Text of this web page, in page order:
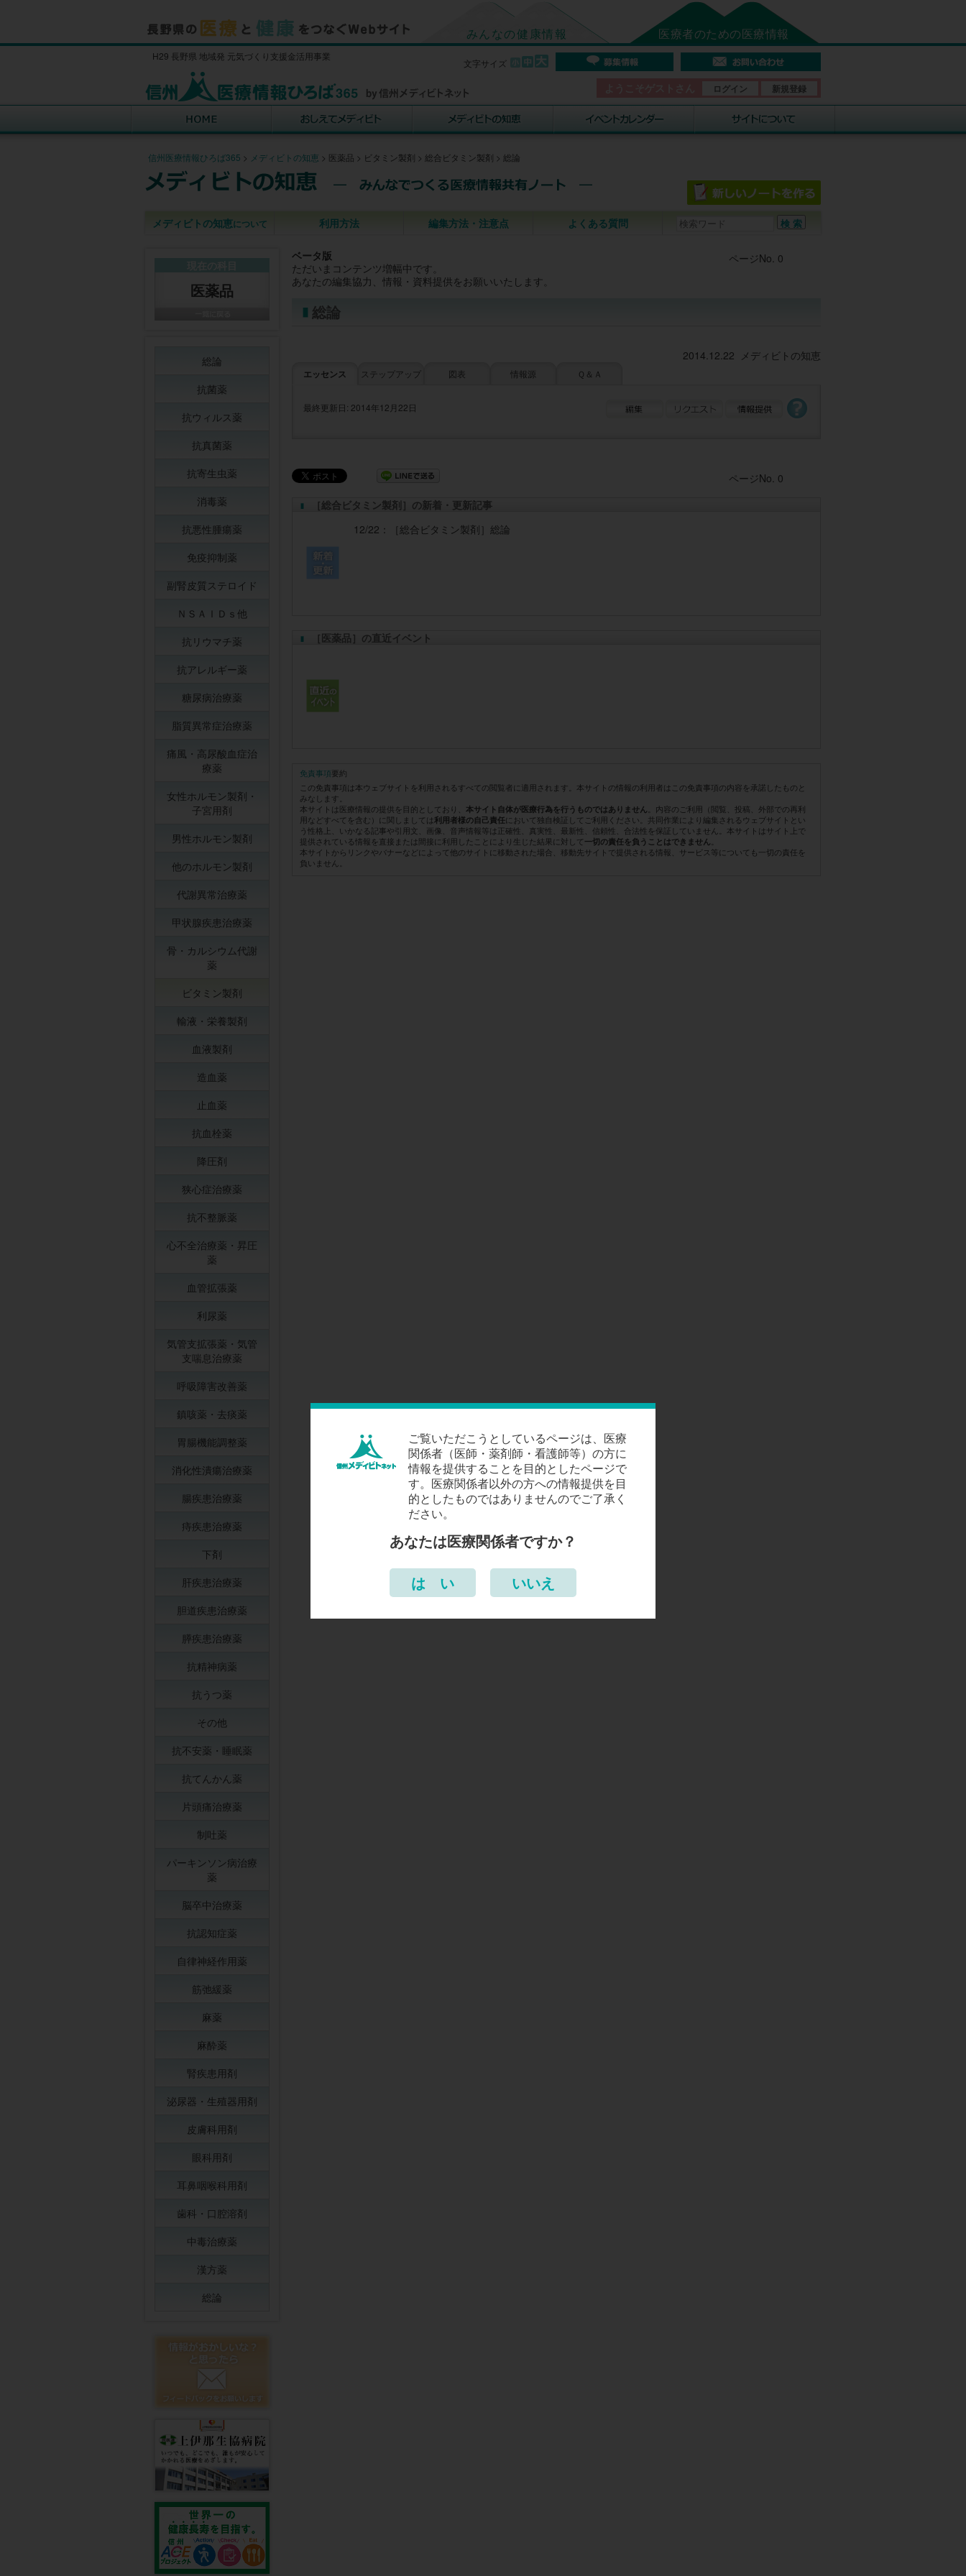
みんなの健康情報 医療者のための医療情報
文字サイズ
H29 長野県 地域発 元気づくり支援金活用事業
ログイン 新規登録
信州医療情報ひろば365 > メディビトの知恵 > 医薬品 > ビタミン製剤 > 総合ビタミン製剤 > 総論
メディビトの知恵について 利用方法 編集方法・注意点 よくある質問
Post navigation
ページNo. 0
ベータ版
ただいまコンテンツ増幅中です。
あなたの編集協力、情報・資料提供をお願いいたします。
総論
2014.12.22 メディビトの知恵
エッセンス ステップアップ 図表 情報源 Ｑ＆Ａ
最終更新日: 2014年12月22日
Post navigation
ページNo. 0
［総合ビタミン製剤］の新着・更新記事
12/22：
［総合ビタミン製剤］ 総論
［医薬品］の直近イベント
免責事項要約
この免責事項は本ウェブサイトを利用されるすべての閲覧者に適用されます。本サイトの情報の利用者はこの免責事項の内容を承諾したものと
みなします。
本サイトは医療情報の提供を目的としており、 本サイト自体が医療行為を行うものではありません 。内容のご利用（閲覧、投稿、外部での再利
用などすべてを含む）に関しましては利用者様の自己責任において独自検証してご利用ください。共同作業により編集されるウェブサイトとい
う性格上、いかなる記事や引用文、画像、音声情報等は正確性、真実性、最新性、信頼性、合法性を保証していません。本サイトはサイト上で
提供されている情報を直接または間接に利用したことにより生じた結果に対して 一切の責任を負うことはできません
本サイトからリンクやバナーなどによって他のサイトに移動された場合、移動先サイトで提供される情報、サービス等についても一切の責任を
負いません。
医薬品
総論
抗菌薬
抗ウィルス薬
抗真菌薬
抗寄生虫薬
消毒薬
抗悪性腫瘍薬
免疫抑制薬
副腎皮質ステロイド
ＮＳＡＩＤｓ他
抗リウマチ薬
抗アレルギー薬
糖尿病治療薬
脂質異常症治療薬
痛風・高尿酸血症治
療薬
女性ホルモン製剤・
子宮用剤
男性ホルモン製剤
他のホルモン製剤
代謝異常治療薬
甲状腺疾患治療薬
骨・カルシウム代謝
薬
ビタミン製剤
輸液・栄養製剤
血液製剤
造血薬
止血薬
抗血栓薬
降圧剤
狭心症治療薬
抗不整脈薬
心不全治療薬・昇圧
薬
血管拡張薬
利尿薬
気管支拡張薬・気管
支喘息治療薬
呼吸障害改善薬
鎮咳薬・去痰薬
胃腸機能調整薬
消化性潰瘍治療薬
腸疾患治療薬
痔疾患治療薬
下剤
肝疾患治療薬
胆道疾患治療薬
膵疾患治療薬
抗精神病薬
抗うつ薬
その他
抗不安薬・睡眠薬
抗てんかん薬
片頭痛治療薬
制吐薬
パーキンソン病治療
薬
脳卒中治療薬
抗認知症薬
自律神経作用薬
筋弛緩薬
麻薬
麻酔薬
腎疾患用剤
泌尿器・生殖器用剤
皮膚科用剤
眼科用剤
耳鼻咽喉科用剤
歯科・口腔溶剤
中毒治療薬
漢方薬
総論
ご覧いただこうとしているページは、医療
関係者（医師・薬剤師・看護師等）の方に
情報を提供することを目的としたページで
す。医療関係者以外の方への情報提供を目
的としたものではありませんのでご了承く
ださい。
あなたは医療関係者ですか？
は い
いいえ